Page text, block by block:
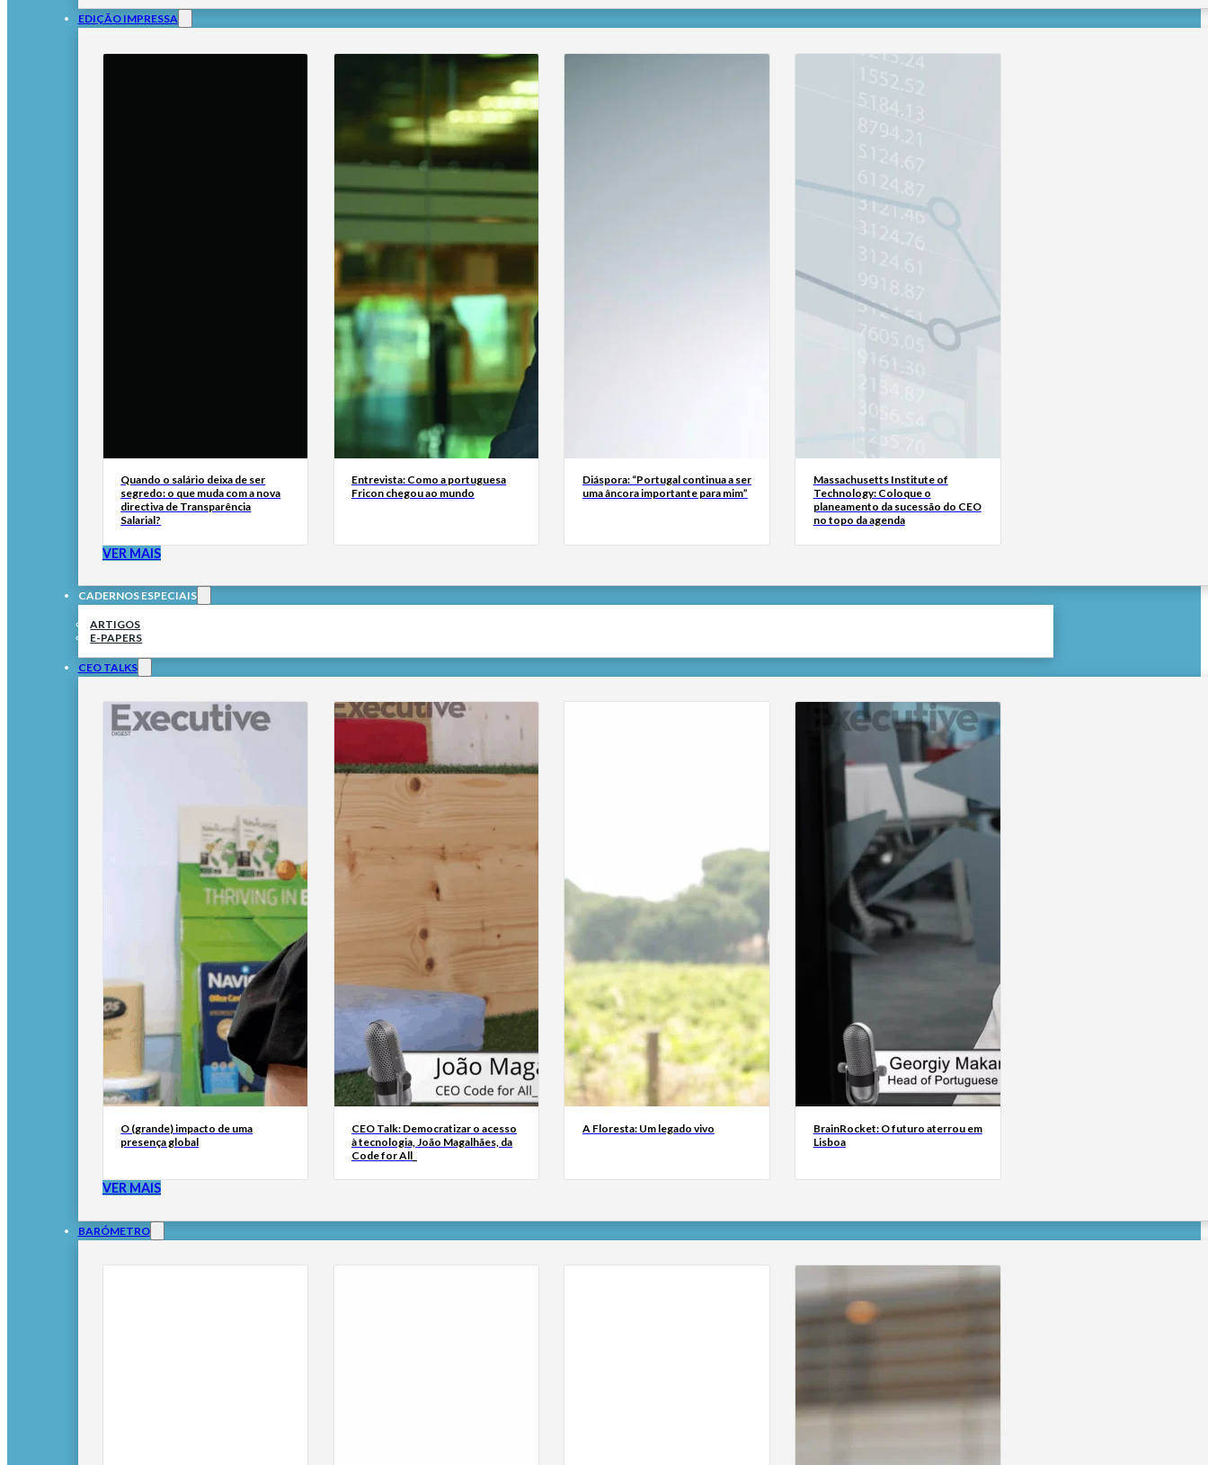
EDIÇÃO IMPRESSA
Quando o salário deixa de ser
segredo: o que muda com a nova
directiva de Transparência
Salarial?
Entrevista: Como a portuguesa
Fricon chegou ao mundo
Diáspora: “Portugal continua a ser
uma âncora importante para mim”
Massachusetts Institute of
Technology: Coloque o
planeamento da sucessão do CEO
no topo da agenda
VER MAIS
CADERNOS ESPECIAIS
ARTIGOS
E-PAPERS
CEO TALKS
O (grande) impacto de uma
presença global
CEO Talk: Democratizar o acesso
à tecnologia, João Magalhães, da
Code for All_
A Floresta: Um legado vivo
BrainRocket: O futuro aterrou em
Lisboa
VER MAIS
BARÓMETRO